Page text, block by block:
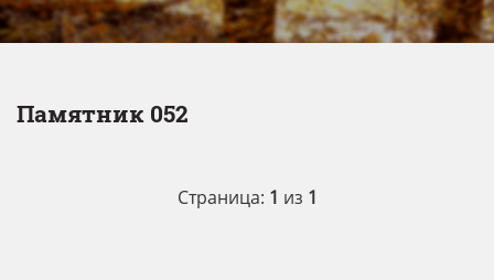
Памятник 052
Страница: 1 из 1